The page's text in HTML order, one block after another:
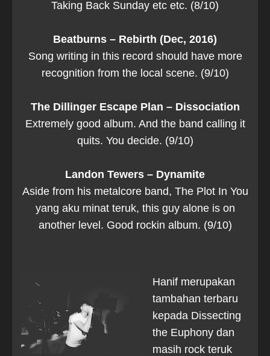
Taking Back Sunday etc etc. (8/10)
Beatburns – Rebirth (Dec, 2016)
Song writing in this record should have more
recognition from the local scene. (9/10)
The Dillinger Escape Plan – Dissociation
Extremely good album. And the band calling it
quits. You decide. (9/10)
Landon Tewers – Dynamite
Aside from his metalcore band, The Plot In You
yang aku minat teruk, this guy alone is on
another level. Good rockin album. (9/10)
Hanif merupakan
tambahan terbaru
kepada Dissecting
the Euphony dan
masih rock teruk